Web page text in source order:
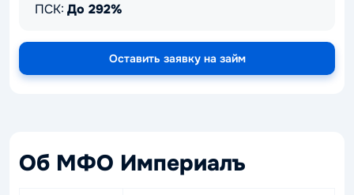
ПСК: До 292%
Оставить заявку на займ
Об МФО Империалъ